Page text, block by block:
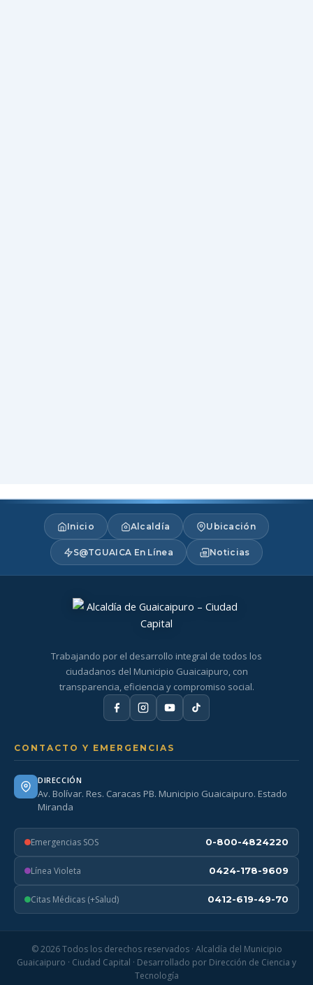
Inicio Alcaldía Ubicación
S@TGUAICA En Línea Noticias
Trabajando por el desarrollo integral de todos los
ciudadanos del Municipio Guaicaipuro, con
transparencia, eficiencia y compromiso social.
CONTACTO Y EMERGENCIAS
DIRECCIÓN
Av. Bolívar. Res. Caracas PB. Municipio Guaicaipuro. Estado
Miranda
Emergencias SOS 0-800-4824220
Línea Violeta 0424-178-9609
Citas Médicas (+Salud) 0412-619-49-70
© 2026 Todos los derechos reservados · Alcaldía del Municipio
Guaicaipuro · Ciudad Capital · Desarrollado por Dirección de Ciencia y
Tecnología